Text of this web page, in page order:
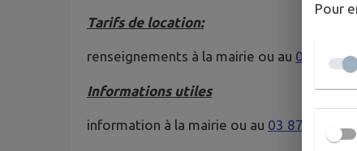
Tarifs de location:
renseignements à la mairie ou au 03 87 09
Informations utiles
information à la mairie ou au 03 87 09 70 95
Pour